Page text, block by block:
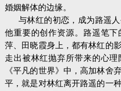
婚姻解体的边缘。
与林红的初恋，成为路遥
他重要的创作资源。路遥笔
萍、田晓霞身上，都有林红的
走出被林红抛弃所带来的心
《平凡的世界》中，高加林舍
平，就是对林红离开路遥的一